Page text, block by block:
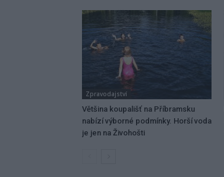
Zpravodajství
Většina koupališť na Příbramsku
nabízí výborné podmínky. Horší voda
je jen na Živohošti